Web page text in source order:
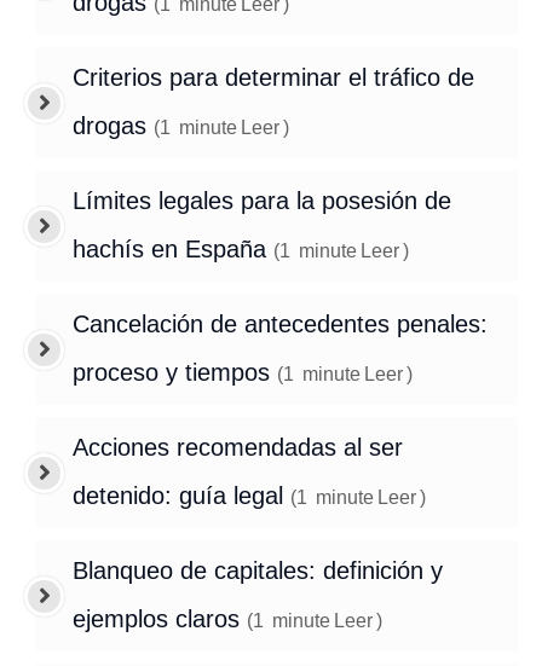
(1 minute Leer )
Criterios para determinar el tráfico de
drogas (1 minute Leer)
Límites legales para la posesión de
hachís en España (1 minute Leer)
Cancelación de antecedentes penales:
proceso y tiempos (1 minute Leer)
Acciones recomendadas al ser
detenido: guía legal
(1 minute Leer)
Blanqueo de capitales: definición y
ejemplos claros (1 minute Leer)